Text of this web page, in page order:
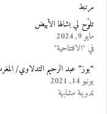
مرتبط
تلوّح لي بشالها الأبيض
مايو 9, 2024
في "الافتتاحية"
“بوز” عبد الرحيم التدلاوي/
يونيو 14, 2021
تدوينة مشابهة